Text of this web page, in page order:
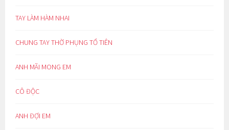
TAY LÀM HÀM NHAI
CHUNG TAY THỜ PHỤNG TỔ TIÊN
ANH MÃI MONG EM
CÔ ĐỘC
ANH ĐỢI EM